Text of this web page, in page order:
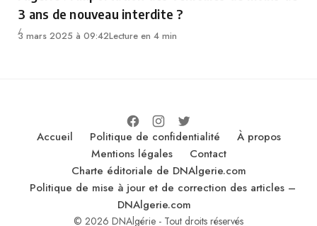
3 ans de nouveau interdite ?
3 mars 2025 à 09:42Lecture en 4 min
Accueil Politique de confidentialité
À propos
Mentions légales
Contact
Charte éditoriale de DNAlgerie.com
Politique de mise à jour et de correction des articles –
DNAlgerie.com
© 2026 DNAlgérie - Tout droits réservés